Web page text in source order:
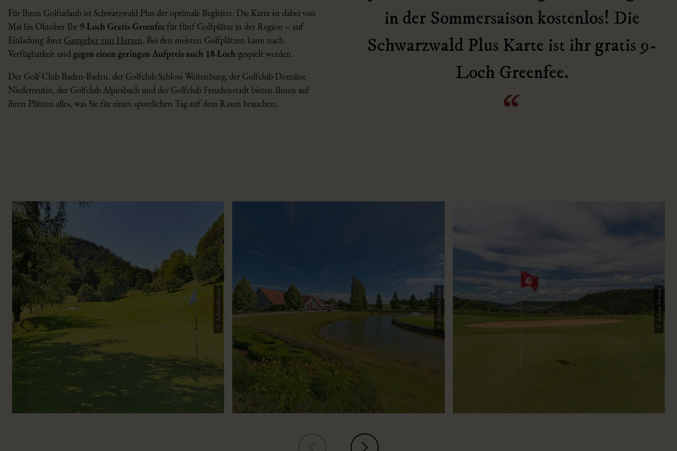
a
h
l
Für Ihren Golfurlaub ist Schwarzwald Plus der optimale Begleiter. Die Karte ist dabei von
Mai bis Oktober Ihr 9-Loch Gratis-Greenfee für fünf Golfplätze in der Region – auf
Einladung ihrer Gastgeber von Herzen. Bei den meisten Golfplätzen kann nach
Verfügbarkeit und gegen einen geringen Aufpreis auch 18-Loch gespielt werden.
Der Golf Club Baden-Baden, der Golfclub Schloss Weitenburg, der Golfclub Domäne
Niederreutin, der Golfclub Alpirsbach und der Golfclub Freudenstadt bieten Ihnen auf
ihren Plätzen alles, was Sie für einen sportlichen Tag auf dem Rasen brauchen.
in der Sommersaison kostenlos! Die
Schwarzwald Plus Karte ist ihr gratis 9-
Loch Greenfee.
© Achim Meurer © Achim Meurer © Achim Meurer